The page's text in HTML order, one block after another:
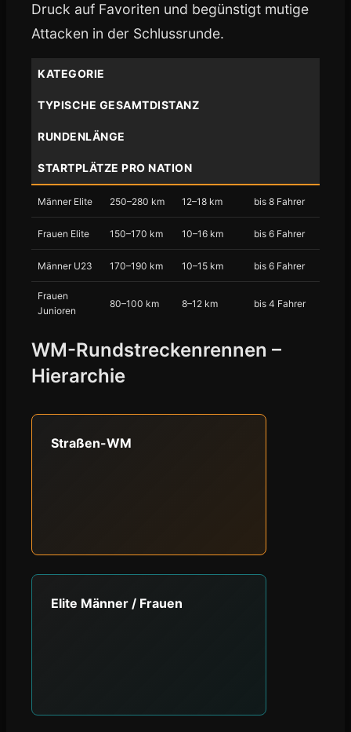
Druck auf Favoriten und begünstigt mutige
Attacken in der Schlussrunde.
KATEGORIE
TYPISCHE GESAMTDISTANZ
RUNDENLÄNGE
STARTPLÄTZE PRO NATION
Männer Elite 250–280 km 12–18 km bis 8 Fahrer
Frauen Elite 150–170 km 10–16 km bis 6 Fahrer
Männer U23 170–190 km 10–15 km bis 6 Fahrer
Frauen
Junioren
80–100 km 8–12 km bis 4 Fahrer
WM-Rundstreckenrennen –
Hierarchie
Straßen-WM
Elite Männer / Frauen